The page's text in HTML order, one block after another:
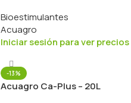
Bioestimulantes
Acuagro
Iniciar sesión para ver precios
-13%
Acuagro Ca-Plus – 20L